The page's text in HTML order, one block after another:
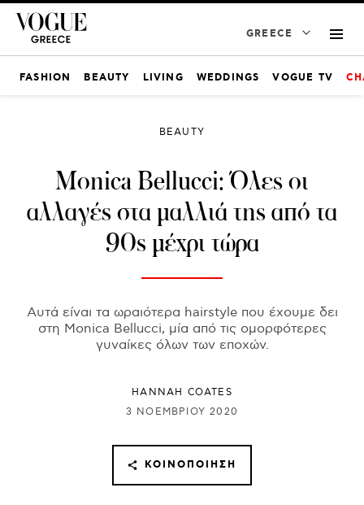
GREECE
FASHION BEAUTY LIVING WEDDINGS VOGUE TV
BEAUTY
Monica Bellucci: Όλες οι
αλλαγές στα μαλλιά της από τα
90s μέχρι τώρα
Αυτά είναι τα ωραιότερα hairstyle που έχουμε δει
στη Monica Bellucci, μία από τις ομορφότερες
γυναίκες όλων των εποχών.
HANNAH COATES
3 ΝΟΕΜΒΡΊΟΥ 2020
ΚΟΙΝΟΠΟΊΗΣΗ